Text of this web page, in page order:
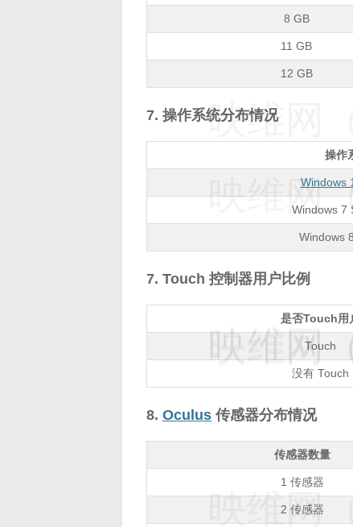
8 GB
11 GB
12 GB
7. 操作系统分布情况
操作
Windows
Windows 7
Windows
映维网
7. Touch 控制器用户比例
是否Touch用
Touch
没有 Touch
映维网
8. Oculus 传感器分布情况
传感器数量
1 传感器
2 传感器
映维网
映维网
映维网